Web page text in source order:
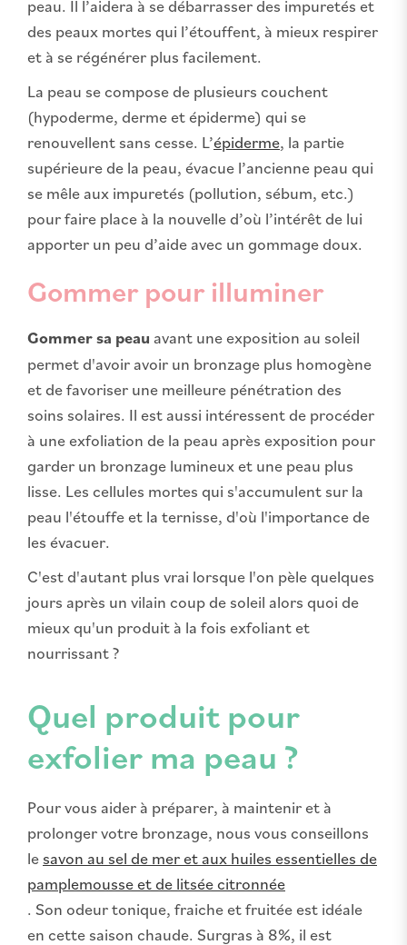
peau. Il l’aidera à se débarrasser des impuretés et
des peaux mortes qui l’étouffent, à mieux respirer
et à se régénérer plus facilement.
La peau se compose de plusieurs couchent
(hypoderme, derme et épiderme) qui se
renouvellent sans cesse. L’épiderme, la partie
supérieure de la peau, évacue l’ancienne peau qui
se mêle aux impuretés (pollution, sébum, etc.)
pour faire place à la nouvelle d’où l’intérêt de lui
apporter un peu d’aide avec un gommage doux.
Gommer pour illuminer
Gommer sa peau avant une exposition au soleil
permet d'avoir avoir un bronzage plus homogène
et de favoriser une meilleure pénétration des
soins solaires. Il est aussi intéressent de procéder
à une exfoliation de la peau après exposition pour
garder un bronzage lumineux et une peau plus
lisse. Les cellules mortes qui s'accumulent sur la
peau l'étouffe et la ternisse, d'où l'importance de
les évacuer.
C'est d'autant plus vrai lorsque l'on pèle quelques
jours après un vilain coup de soleil alors quoi de
mieux qu'un produit à la fois exfoliant et
nourrissant ?
Quel produit pour
exfolier ma peau ?
Pour vous aider à préparer, à maintenir et à
prolonger votre bronzage, nous vous conseillons
lesavon au sel de mer et aux huiles essentielles de
pamplemousse et de litsée citronnée
. Son odeur tonique, fraiche et fruitée est idéale
en cette saison chaude. Surgras à 8%, il est